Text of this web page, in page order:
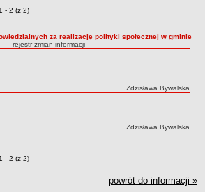
Przestrzennego
e-mapa
Zmiany o pozycjach
1 - 2 (z 2)
za realizację polityki społecznej w gminie
rejestr zmian informacji
Autor:
Zdzisława Bywalska
Autor:
Zdzisława Bywalska
Zmiany o pozycjach
1 - 2 (z 2)
powrót do informacji »